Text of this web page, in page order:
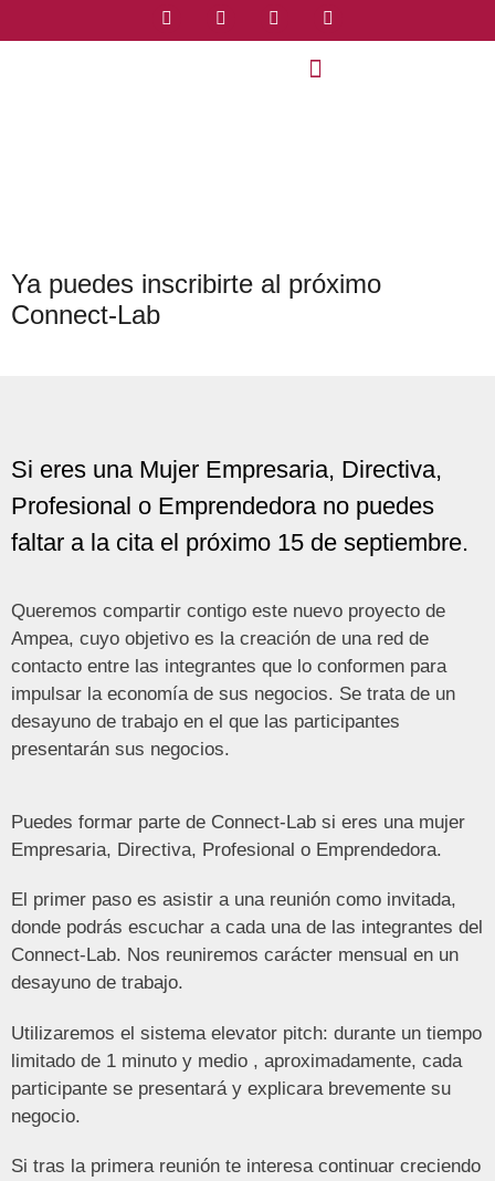
Ya puedes inscribirte al próximo
Connect-Lab
Si eres una Mujer Empresaria, Directiva,
Profesional o Emprendedora no puedes
faltar a la cita el próximo 15 de septiembre.
Queremos compartir contigo este nuevo proyecto de
Ampea, cuyo objetivo es la creación de una red de
contacto entre las integrantes que lo conformen para
impulsar la economía de sus negocios. Se trata de un
desayuno de trabajo en el que las participantes
presentarán sus negocios.
Puedes formar parte de Connect-Lab si eres una mujer
Empresaria, Directiva, Profesional o Emprendedora.
El primer paso es asistir a una reunión como invitada,
donde podrás escuchar a cada una de las integrantes del
Connect-Lab. Nos reuniremos carácter mensual en un
desayuno de trabajo.
Utilizaremos el sistema elevator pitch: durante un tiempo
limitado de 1 minuto y medio , aproximadamente, cada
participante se presentará y explicara brevemente su
negocio.
Si tras la primera reunión te interesa continuar creciendo